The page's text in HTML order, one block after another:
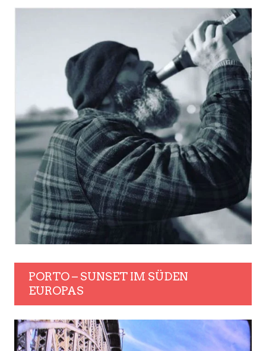
PORTO – SUNSET IM SÜDEN
EUROPAS